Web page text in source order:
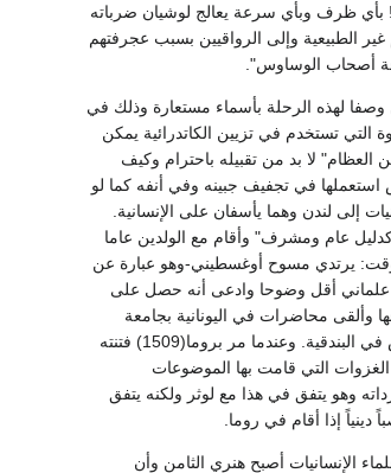
وأسلوبه. وقد كتب أرازموس عام 1504 إلى صديق له: "عجبا! بأي ظرف وبأي سرعة يعالج لوشيان ضرباته
الطبيعية وإلى الرواقيين بسبب عجرفتهم
أصحاب الوساوس".
وسجل وصفا لهذه الرحلة بأسماء مستعارة وذلك في
التي تستخدم في تزيين الكاتدرائية يمكن
لا بد من تقبيله باحترام وكيف
في تجفيف جبينه وفي أنفه كما لو
إلى لندن وهما يأسفان على الإنسانية.
عام ومشرف" وأقام مع الولدين عاما
الوقت: يرتدي مسوح أوغسطيني-وهو عبارة عن
عام (1506) نبذ هذا الزي واستبدل ثوب كاهن علماني أقل وضوحا وادعى أنه حصل على
في بولونيا كأنه فاتح عسكري غير أنه عاد إلى إنجلترا عام 1506 لأسباب لا نعرفها وألقى محاضرات في اليونانية بجامعة
كمبردج بيد أننا نجده يعود إلى إيطاليا عام 1508 وبعد طبعة موسعة لمجموعته في الأمثال السائرة لمطبعة الدوس مانوتيوس في البندقية. وعندما مر بروما(1509) فتنته
التي قامت بها الموضوعات
وهو يتفق في هذا مع لوثر ولكنه يتفق
دينياً إذا أقام في روما.
الإنسانيات أصبح هنري الثامن وأن